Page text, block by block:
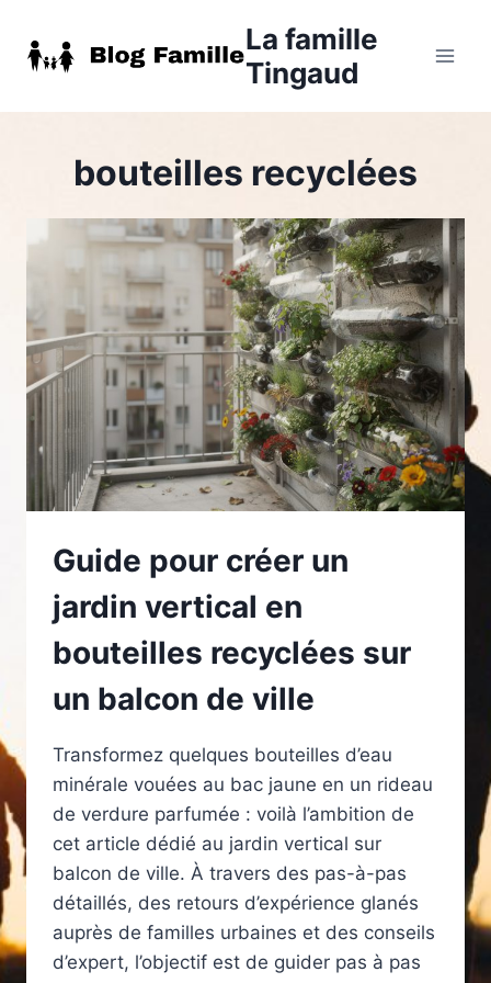
contenu
La famille
Tingaud
bouteilles recyclées
Guide pour créer un
jardin vertical en
bouteilles recyclées sur
un balcon de ville
Transformez quelques bouteilles d’eau
minérale vouées au bac jaune en un rideau
de verdure parfumée : voilà l’ambition de
cet article dédié au jardin vertical sur
balcon de ville. À travers des pas-à-pas
détaillés, des retours d’expérience glanés
auprès de familles urbaines et des conseils
d’expert, l’objectif est de guider pas à pas